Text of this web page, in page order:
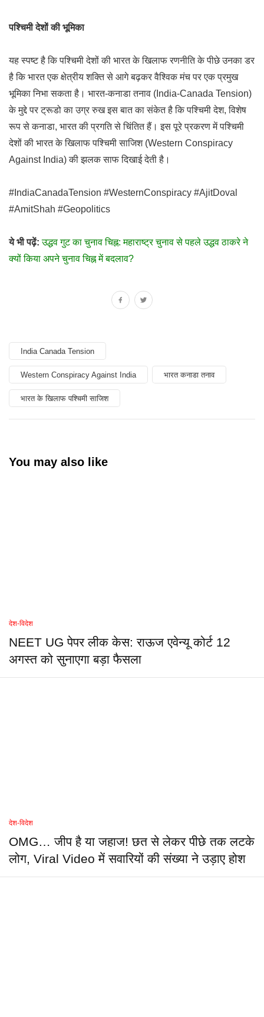
पश्चिमी देशों की भूमिका
यह स्पष्ट है कि पश्चिमी देशों की भारत के खिलाफ रणनीति के पीछे उनका डर
है कि भारत एक क्षेत्रीय शक्ति से आगे बढ़कर वैश्विक मंच पर एक प्रमुख
भूमिका निभा सकता है। भारत-कनाडा तनाव (India-Canada Tension)
के मुद्दे पर ट्रूडो का उग्र रुख इस बात का संकेत है कि पश्चिमी देश, विशेष
रूप से कनाडा, भारत की प्रगति से चिंतित हैं। इस पूरे प्रकरण में पश्चिमी
देशों की भारत के खिलाफ पश्चिमी साजिश (Western Conspiracy
Against India) की झलक साफ दिखाई देती है।
#IndiaCanadaTension #WesternConspiracy #AjitDoval
#AmitShah #Geopolitics
ये भी पढ़ें: उद्धव गुट का चुनाव चिह्न: महाराष्ट्र चुनाव से पहले उद्धव ठाकरे ने
क्यों किया अपने चुनाव चिह्न में बदलाव?
India Canada Tension
Western Conspiracy Against India भारत कनाडा तनाव
भारत के खिलाफ पश्चिमी साजिश
You may also like
देश-विदेश
NEET UG पेपर लीक केस: राऊज एवेन्यू कोर्ट 12
अगस्त को सुनाएगा बड़ा फैसला
देश-विदेश
OMG… जीप है या जहाज! छत से लेकर पीछे तक लटके
लोग, Viral Video में सवारियों की संख्या ने उड़ाए होश